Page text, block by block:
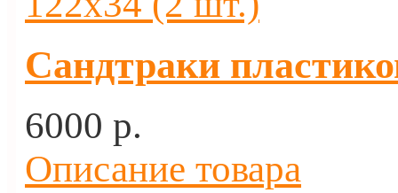
Сандтраки
6000 p.
Описание товара